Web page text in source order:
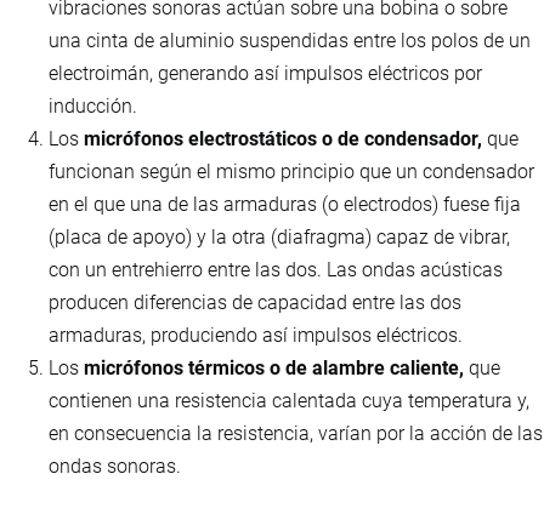
vibraciones sonoras actúan sobre una bobina o sobre
una cinta de aluminio suspendidas entre los polos de un
electroimán, generando así impulsos eléctricos por
inducción.
Los micrófonos electrostáticos o de condensador, que
funcionan según el mismo principio que un condensador
en el que una de las armaduras (o electrodos) fuese fija
(placa de apoyo) y la otra (diafragma) capaz de vibrar,
con un entrehierro entre las dos. Las ondas acústicas
producen diferencias de capacidad entre las dos
armaduras, produciendo así impulsos eléctricos.
Los micrófonos térmicos o de alambre caliente, que
contienen una resistencia calentada cuya temperatura y,
en consecuencia la resistencia, varían por la acción de las
ondas sonoras.